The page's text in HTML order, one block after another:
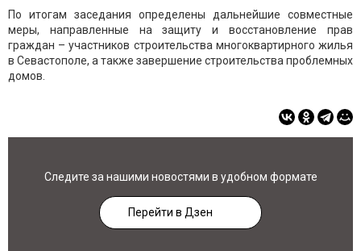
По итогам заседания определены дальнейшие совместные
меры, направленные на защиту и восстановление прав
граждан – участников строительства многоквартирного жилья
в Севастополе, а также завершение строительства проблемных
домов.
Следите за нашими новостями в удобном формате
Перейти в Дзен